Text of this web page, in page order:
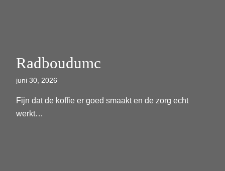
Radboudumc
juni 30, 2026
Fijn dat de koffie er goed smaakt en de zorg echt
werkt…